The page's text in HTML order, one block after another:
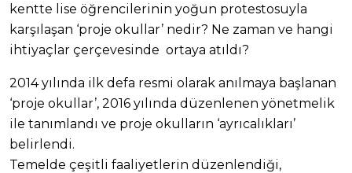
kentte lise öğrencilerinin yoğun protestosuyla
karşılaşan ‘proje okullar’ nedir? Ne zaman ve hangi
ihtiyaçlar çerçevesinde ortaya atıldı?
2014 yılında ilk defa resmi olarak anılmaya başlanan
‘proje okullar’, 2016 yılında düzenlenen yönetmelik
ile tanımlandı ve proje okulların ‘ayrıcalıkları’
belirlendi.
Temelde çeşitli faaliyetlerin düzenlendiği,